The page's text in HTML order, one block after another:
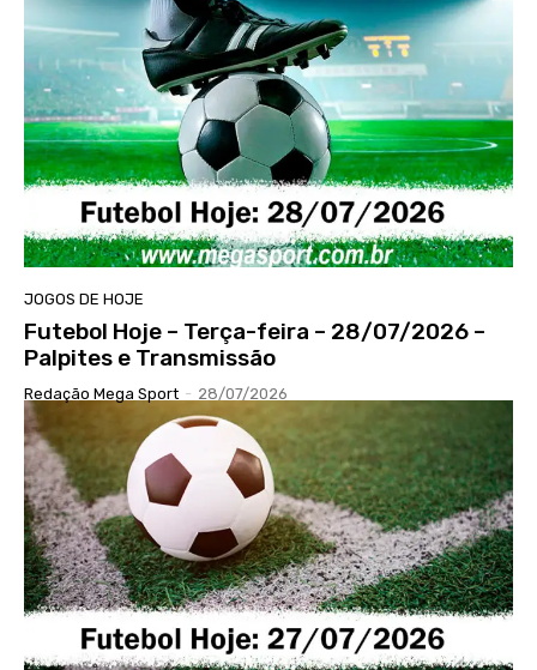
JOGOS DE HOJE
Futebol Hoje – Terça-feira – 28/07/2026 –
Palpites e Transmissão
Redação Mega Sport - 28/07/2026